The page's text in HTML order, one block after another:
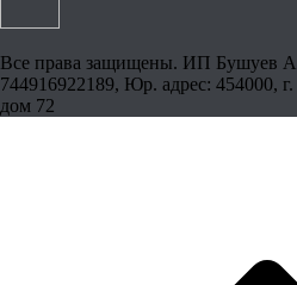
Все права защищены. ИП Бушуев
744916922189, Юр. адрес: 454000,
дом 72